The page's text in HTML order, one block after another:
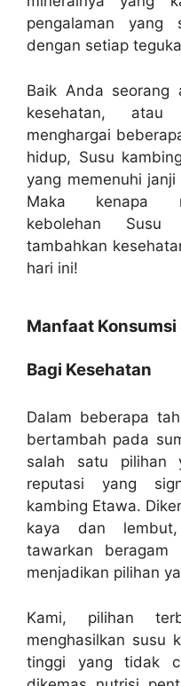
pengalaman
dengan setiap
Baik Anda seorang
kesehatan,
menghargai
hidup, Susu
yang memenuhi
Maka kenapa
kebolehan
tambahkan
hari ini!
Manfaat
Bagi Kesehatan
Dalam beberapa
bertambah pada
salah satu pilihan
reputasi yang
kambing Etawa.
kaya dan
tawarkan beragam
menjadikan pilihan
Kami, pilihan
menghasilkan susu
tinggi yang tidak